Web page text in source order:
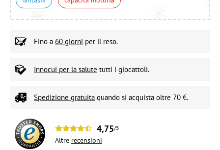
Fino a 60 giorni per il reso.
Innocui per la salute tutti i giocattoli.
Spedizione gratuita quando si acquista oltre 70 €.
4,75/5
Altre recensioni